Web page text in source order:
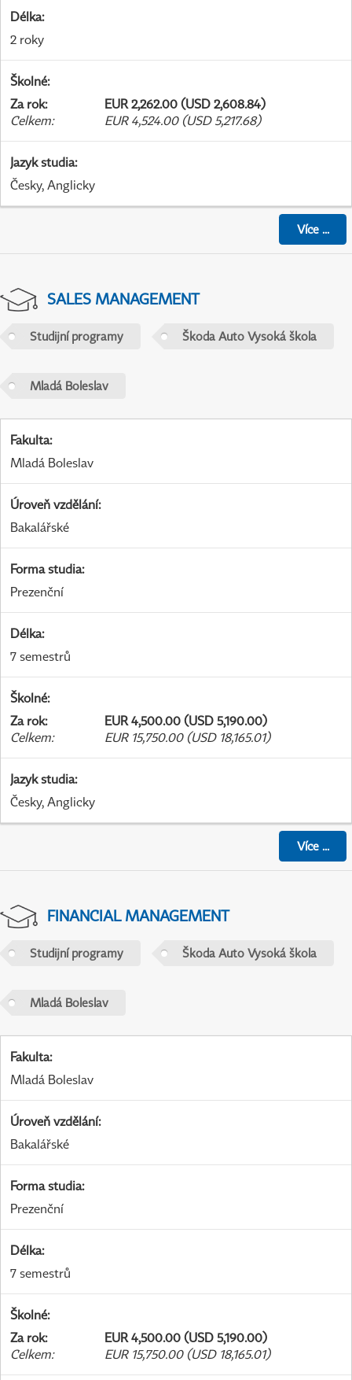
Délka:
2 roky
Školné:
Za rok:
EUR 2,262.00 (USD 2,608.84)
Celkem: EUR 4,524.00 (USD 5,217.68)
Jazyk studia:
Česky, Anglicky
Více...
SALES MANAGEMENT
Studijní programy Škoda Auto Vysoká škola
Mladá Boleslav
Fakulta:
Mladá Boleslav
Úroveň vzdělání:
Bakalářské
Forma studia:
Prezenční
Délka:
7 semestrů
Školné:
Za rok:
EUR 4,500.00 (USD 5,190.00)
Celkem: EUR 15,750.00 (USD 18,165.01)
Jazyk studia:
Česky, Anglicky
Více...
FINANCIAL MANAGEMENT
Studijní programy Škoda Auto Vysoká škola
Mladá Boleslav
Fakulta:
Mladá Boleslav
Úroveň vzdělání:
Bakalářské
Forma studia:
Prezenční
Délka:
7 semestrů
Školné:
Za rok:
EUR 4,500.00 (USD 5,190.00)
Celkem: EUR 15,750.00 (USD 18,165.01)